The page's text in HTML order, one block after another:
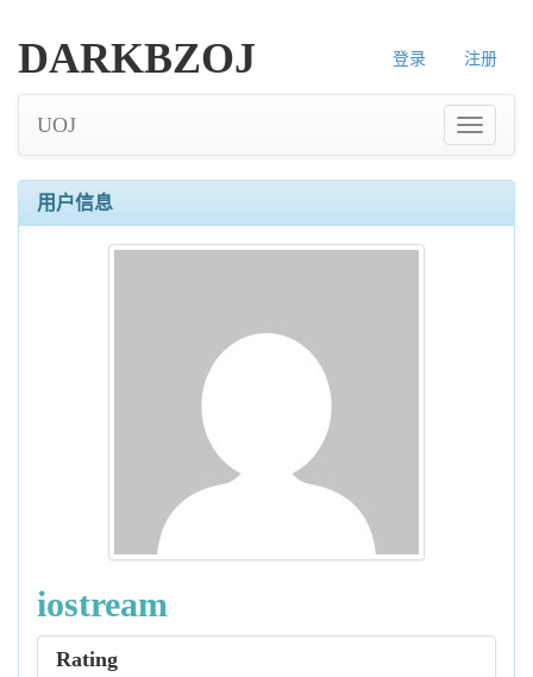
登录 注册
DARKBZOJ
UOJ
用户信息
iostream
Rating